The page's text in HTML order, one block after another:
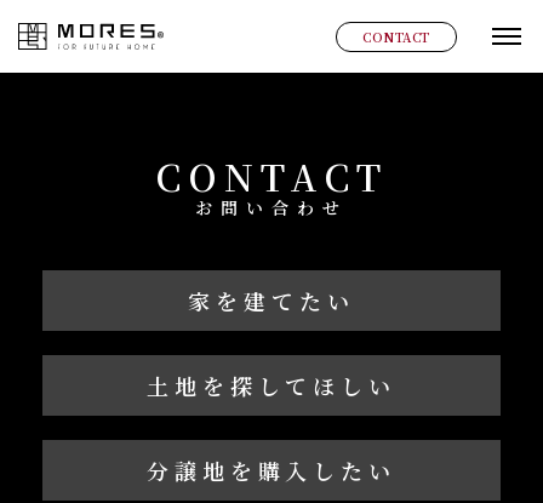
MORES CONTACT グ
CONTACT
お問い合わせ
家を建てたい
土地を探してほしい
分譲地を購入したい